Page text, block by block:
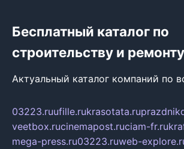
Бесплатный каталог по
строительству и ремонту
Актуальный каталог компаний по
03223.ruufille.rukrasotata.ru
veetbox.rucinemapost.ruciam-fr.ru
mega-press.ru03223.ruweb-